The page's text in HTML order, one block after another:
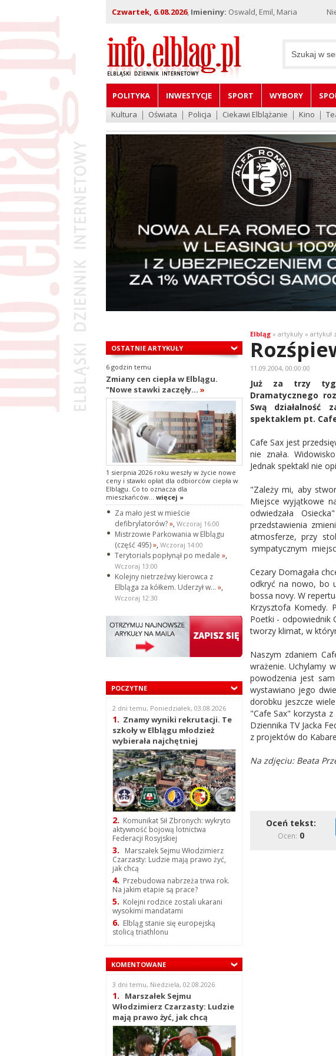
Czwartek, 6.08.2026, Imieniny: Oswald, Emil, Maria
POLITYKA INWESTYCJE SPORT WYBORY
Kultura
Oświata Policja Ciekawi Elblążanie Kino
OSTATNIE ARTYKUŁY
6 godzin temu
Zmiany cen ciepła w Elblągu.
"Nowe stawki zaczęły... »
1 sierpnia 2026 roku weszły w życie nowe
ceny i stawki opłat dla odbiorców ciepła w
Elblągu. Co to oznacza dla
mieszkańców... więcej »
Za mało jest w mieście
defibrylatorów?», Wczoraj 16:00
Mistrzowie Parkowania w Elblągu
(część 495)», Wczoraj 14:00
Terytorials popłynął po medale »,
Wczoraj 13:00
Kolejny nietrzeźwy kierowca z
Elbląga za kółkem. Uderzył w... »,
Wczoraj 12:30
POCZYTNE
2 dni temu, Poniedziałek, 03.08.2026
1. Znamy wyniki rekrutacji. Te
szkoły w Elblągu młodzież
wybierała najchętniej
2. Komunikat Sił Zbronych: wykryto
aktywność bojową lotnictwa
Federacji Rosyjskiej
3.
Marszałek Sejmu Włodzimierz
Czarzasty: Ludzie mają prawo żyć,
jak chcą
4. Przebudowa nabrzeża trwa rok.
Na jakim etapie są prace?
5. Kolejni rodzice zostali ukarani
wysokimi mandatami
6. Elbląg stanie się europejską
stolicą triathlonu
KOMENTOWANE
3 dni temu, Niedziela, 02.08.2026
1.
Marszałek Sejmu
Włodzimierz Czarzasty: Ludzie
mają prawo żyć, jak chcą
Elbląg» artykuły » artykuł
11.09.2004, 00:00:00
Już za trzy
Dramatycznego
Swą działalność
spektaklem pt. Cafe
Cafe Sax jest
nie znała.
Jednak spektakl nie
"Zależy mi, aby
Miejsce wyjątkowe
odwiedzała
przedstawienia
atmosferze, przy
sympatycznym
Cezary Domagała
odkryć na nowo, bo
bossa novy. W
Krzysztofa Komedy.
Poetki - odpowiednik
tworzy klimat, w
Naszym zdaniem
wrażenie. Uchylamy
powodzenia jest
wystawiano jego
dorobku jeszcze
"Cafe Sax" korzysta
Dziennika TV Jacka
z projektów do
Na zdjęciu: Beata
Oceń tekst:
Ocen: 0